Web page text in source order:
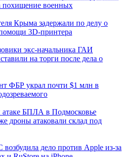
похищение военных
Крыма задержали по делу о
3D‑принтера
экс-начальника ГАИ
на торги после дела о
ФБР украл почти $1 млн в
БПЛА в Подмосковье
дроны атаковали склад под
дело против Apple из-за